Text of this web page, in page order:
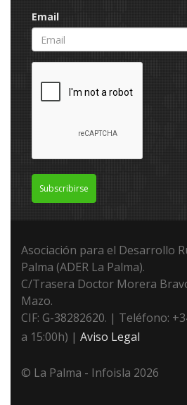
Email
Subscribirse
Asociación para el Desarrollo
Palma (ADER La Palma).
C/Trasera Doctor Morera
Mazo.
CIF: G-38282620. | Teléfono:
a 15:00h) | Aviso Legal
© La Palma - Infoisla 2026